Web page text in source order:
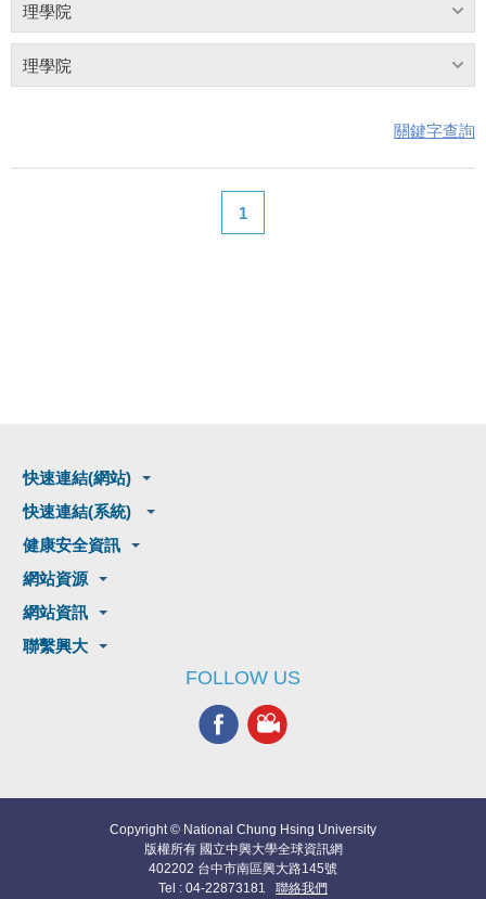
理學院
理學院
關鍵字查詢
1
快速連結(網站)
快速連結(系統)
健康安全資訊
網站資源
網站資訊
聯繫興大
FOLLOW US
Copyright © National Chung Hsing University
版權所有 國立中興大學全球資訊網
402202 台中市南區興大路145號
Tel : 04-22873181 聯絡我們